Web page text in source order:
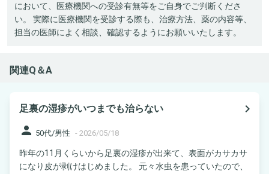
において、医療機関への受診有無等をご自身でご判断くださ
い。 実際に医療機関を受診する際も、治療方法、薬の内容等、
担当の医師によく相談、確認するようにお願いいたします。
関連Q＆A
足裏の湿疹がいつまでも治らない
navigate_next
person 50代/男性 - 2026/05/18
昨年の11月くらいから足裏の湿疹が出来て、表面がカサカサ
になり皮が剥けはじめました。 元々水虫を患っていたので、